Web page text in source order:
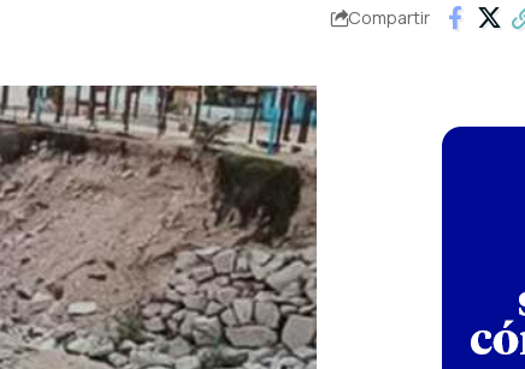
Compartir